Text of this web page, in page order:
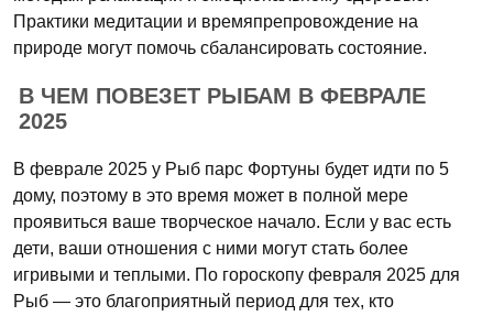
Практики медитации и времяпрепровождение на
природе могут помочь сбалансировать состояние.
В ЧЕМ ПОВЕЗЕТ РЫБАМ В ФЕВРАЛЕ
2025
В феврале 2025 у Рыб парс Фортуны будет идти по 5
дому, поэтому в это время может в полной мере
проявиться ваше творческое начало. Если у вас есть
дети, ваши отношения с ними могут стать более
игривыми и теплыми. По гороскопу февраля 2025 для
Рыб — это благоприятный период для тех, кто